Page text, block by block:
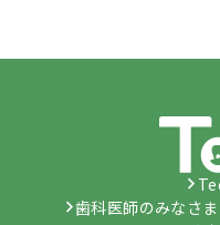
歯科医師のみなさ